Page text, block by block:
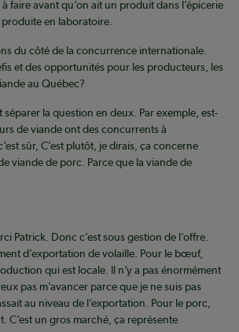
faire avant qu’on ait un produit dans l’épicerie
en laboratoire.
du côté de la concurrence internationale.
et des opportunités pour les producteurs, les
au Québec?
la question en deux. Par exemple, est-
de viande ont des concurrents à
sûr, C’est plutôt, je dirais, ça concerne
viande de porc. Parce que la viande de
Patrick. Donc c’est sous gestion de l’offre.
d’exportation de volaille. Pour le bœuf,
qui est locale. Il n’y a pas énormément
pas m’avancer parce que je ne suis pas
au niveau de l’exportation. Pour le porc,
C’est un gros marché, ça représente